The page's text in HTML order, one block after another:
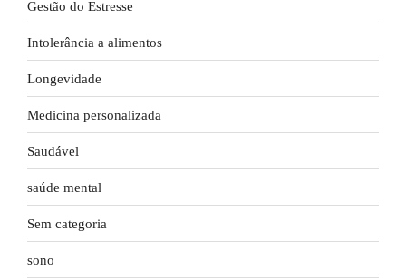
Gestão do Estresse
Intolerância a alimentos
Longevidade
Medicina personalizada
Saudável
saúde mental
Sem categoria
sono